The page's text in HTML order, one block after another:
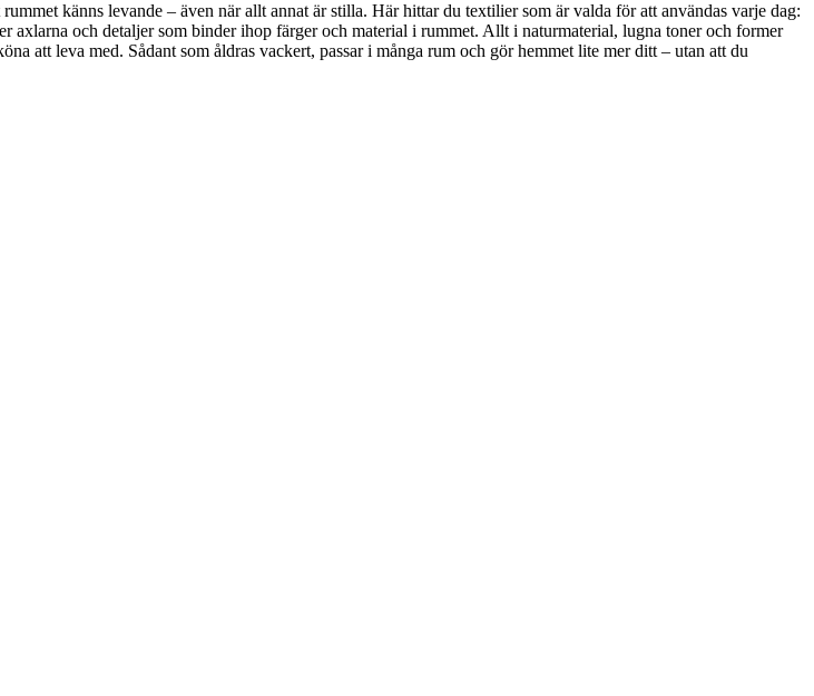
känns levande – även när allt annat är stilla. Här hittar du textilier som är valda för att användas varje dag:
axlarna och detaljer som binder ihop färger och material i rummet. Allt i naturmaterial, lugna toner och former
att leva med. Sådant som åldras vackert, passar i många rum och gör hemmet lite mer ditt – utan att du